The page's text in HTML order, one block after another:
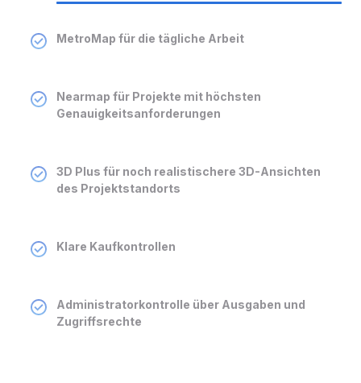
MetroMap für die tägliche Arbeit
Nearmap für Projekte mit höchsten
Genauigkeitsanforderungen
3D Plus für noch realistischere 3D-Ansichten
des Projektstandorts
Klare Kaufkontrollen
Administratorkontrolle über Ausgaben und
Zugriffsrechte